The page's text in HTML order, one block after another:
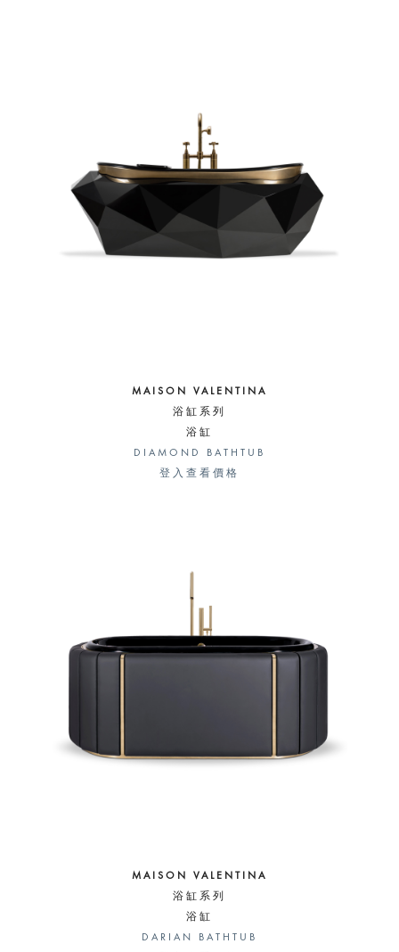
MAISON VALENTINA
浴缸系列
浴缸
DIAMOND BATHTUB
登入查看價格
MAISON VALENTINA
浴缸系列
浴缸
DARIAN BATHTUB